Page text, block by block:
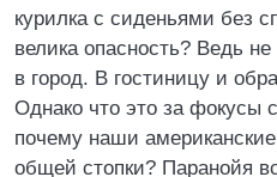
курилка с сиденьями без
велика опасность? Ведь
в город. В гостиницу и
Однако что это за фокусы
почему наши
общей стопки? Паранойя